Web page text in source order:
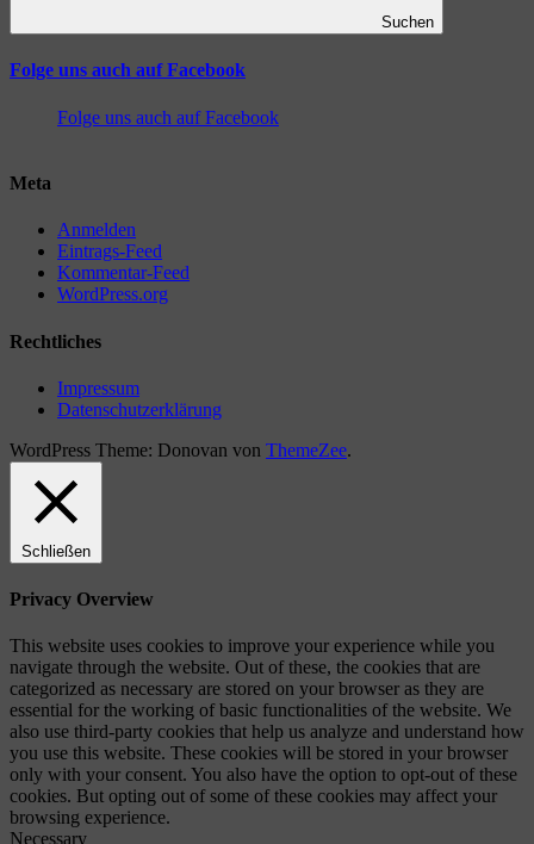
Suchen
Folge uns auch auf Facebook
Folge uns auch auf Facebook
Meta
Anmelden
Eintrags-Feed
Kommentar-Feed
WordPress.org
Rechtliches
Impressum
Datenschutzerklärung
WordPress Theme: Donovan von ThemeZee.
Schließen
Privacy Overview
This website uses cookies to improve your experience while you
navigate through the website. Out of these, the cookies that are
categorized as necessary are stored on your browser as they are
essential for the working of basic functionalities of the website. We
also use third-party cookies that help us analyze and understand how
you use this website. These cookies will be stored in your browser
only with your consent. You also have the option to opt-out of these
cookies. But opting out of some of these cookies may affect your
browsing experience.
Necessary